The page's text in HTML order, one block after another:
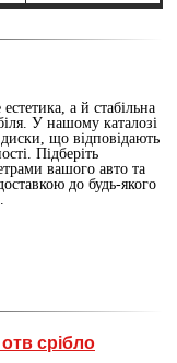
а й стабільна
У нашому каталозі
диски, що відповідають
Підберіть
вашого авто та
до будь-якого
срібло